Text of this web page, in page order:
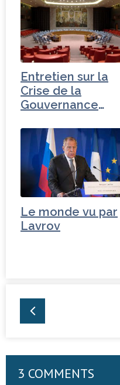
Entretien sur la
Crise de la
Gouvernance
Le monde vu par
Lavrov
3 COMMENTS